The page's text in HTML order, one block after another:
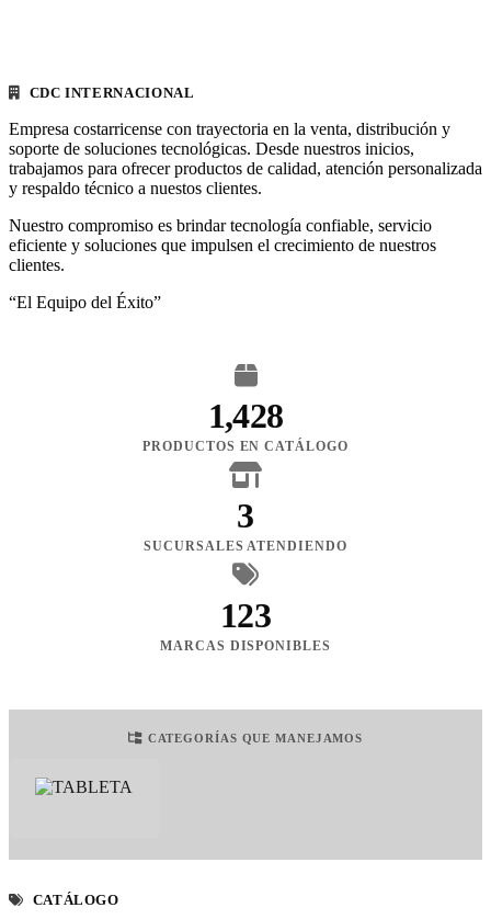
CDC INTERNACIONAL
Empresa costarricense con trayectoria en la venta, distribución y
soporte de soluciones tecnológicas. Desde nuestros inicios,
trabajamos para ofrecer productos de calidad, atención personalizada
y respaldo técnico a nuestos clientes.
Nuestro compromiso es brindar tecnología confiable, servicio
eficiente y soluciones que impulsen el crecimiento de nuestros
clientes.
“El Equipo del Éxito”
1,428
PRODUCTOS EN CATÁLOGO
3
SUCURSALES ATENDIENDO
123
MARCAS DISPONIBLES
CATEGORÍAS QUE MANEJAMOS
CATÁLOGO